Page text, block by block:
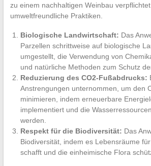
zu einem nachhaltigen Weinbau
umweltfreundliche Praktiken.
Biologische Landwirtschaft: Das
Parzellen schrittweise auf biologische
umgestellt, die Verwendung von
und natürliche Methoden zum Schutz
Reduzierung des CO2-Fußabdrucks:
Anstrengungen unternommen, um den
minimieren, indem erneuerbare
implementiert und die
werden.
Respekt für die Biodiversität: Das
Biodiversität, indem es Lebensräume
schafft und die einheimische Flora